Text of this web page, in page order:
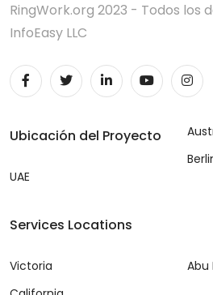
RingWork.org 2023 - Todos los
InfoEasy LLC
Ubicación del Proyecto
UAE
Services Locations
Victoria
Abu